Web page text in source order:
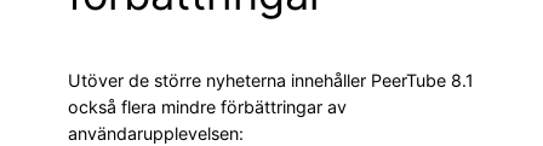
Utöver de större nyheterna innehåller PeerTube 8.1
också flera mindre förbättringar av
användarupplevelsen: